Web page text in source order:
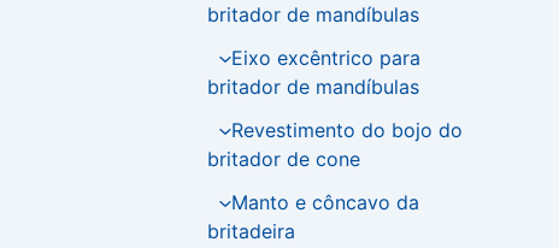
britador de mandíbulas
Eixo excêntrico para
britador de mandíbulas
Revestimento do bojo do
britador de cone
Manto e côncavo da
britadeira